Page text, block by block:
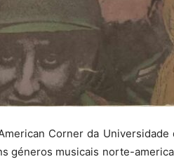
Corner da
géneros musicais norte-